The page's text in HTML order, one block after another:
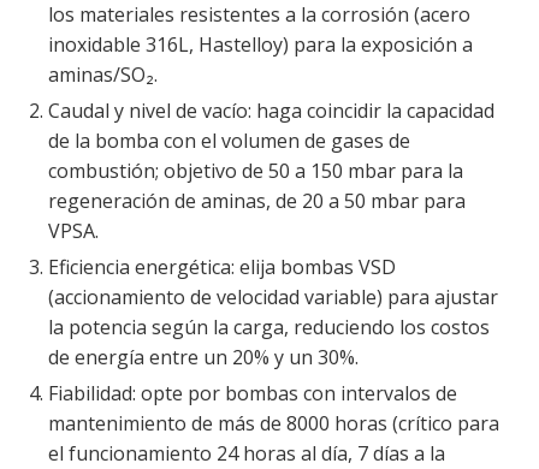
los materiales resistentes a la corrosión (acero
inoxidable 316L, Hastelloy) para la exposición a
aminas/SO₂.
Caudal y nivel de vacío: haga coincidir la capacidad
de la bomba con el volumen de gases de
combustión; objetivo de 50 a 150 mbar para la
regeneración de aminas, de 20 a 50 mbar para
VPSA.
Eficiencia energética: elija bombas VSD
(accionamiento de velocidad variable) para ajustar
la potencia según la carga, reduciendo los costos
de energía entre un 20% y un 30%.
Fiabilidad: opte por bombas con intervalos de
mantenimiento de más de 8000 horas (crítico para
el funcionamiento 24 horas al día, 7 días a la